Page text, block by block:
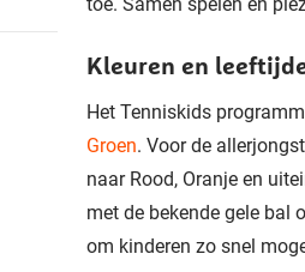
Kleuren en
Het Tenniskids
Groen. Voor de
naar Rood, Oranje en
met de bekende gele bal
om kinderen zo snel